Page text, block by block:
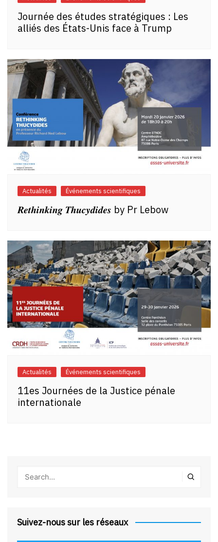
Journée des études stratégiques : Les
alliés des États-Unis face à Trump
Actualités Événements scientifiques
𝑹𝒆𝒕𝒉𝒊𝒏𝒌𝒊𝒏𝒈 𝑻𝒉𝒖𝒄𝒚𝒅𝒊𝒅𝒆𝒔 by Pr Lebow
Actualités Événements scientifiques
11es Journées de la Justice pénale
internationale
Suivez-nous sur les réseaux